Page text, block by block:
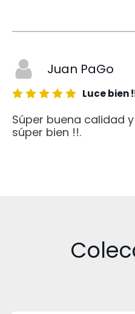
Juan PaGo
Luce bien
Súper buena calidad
súper bien !!.